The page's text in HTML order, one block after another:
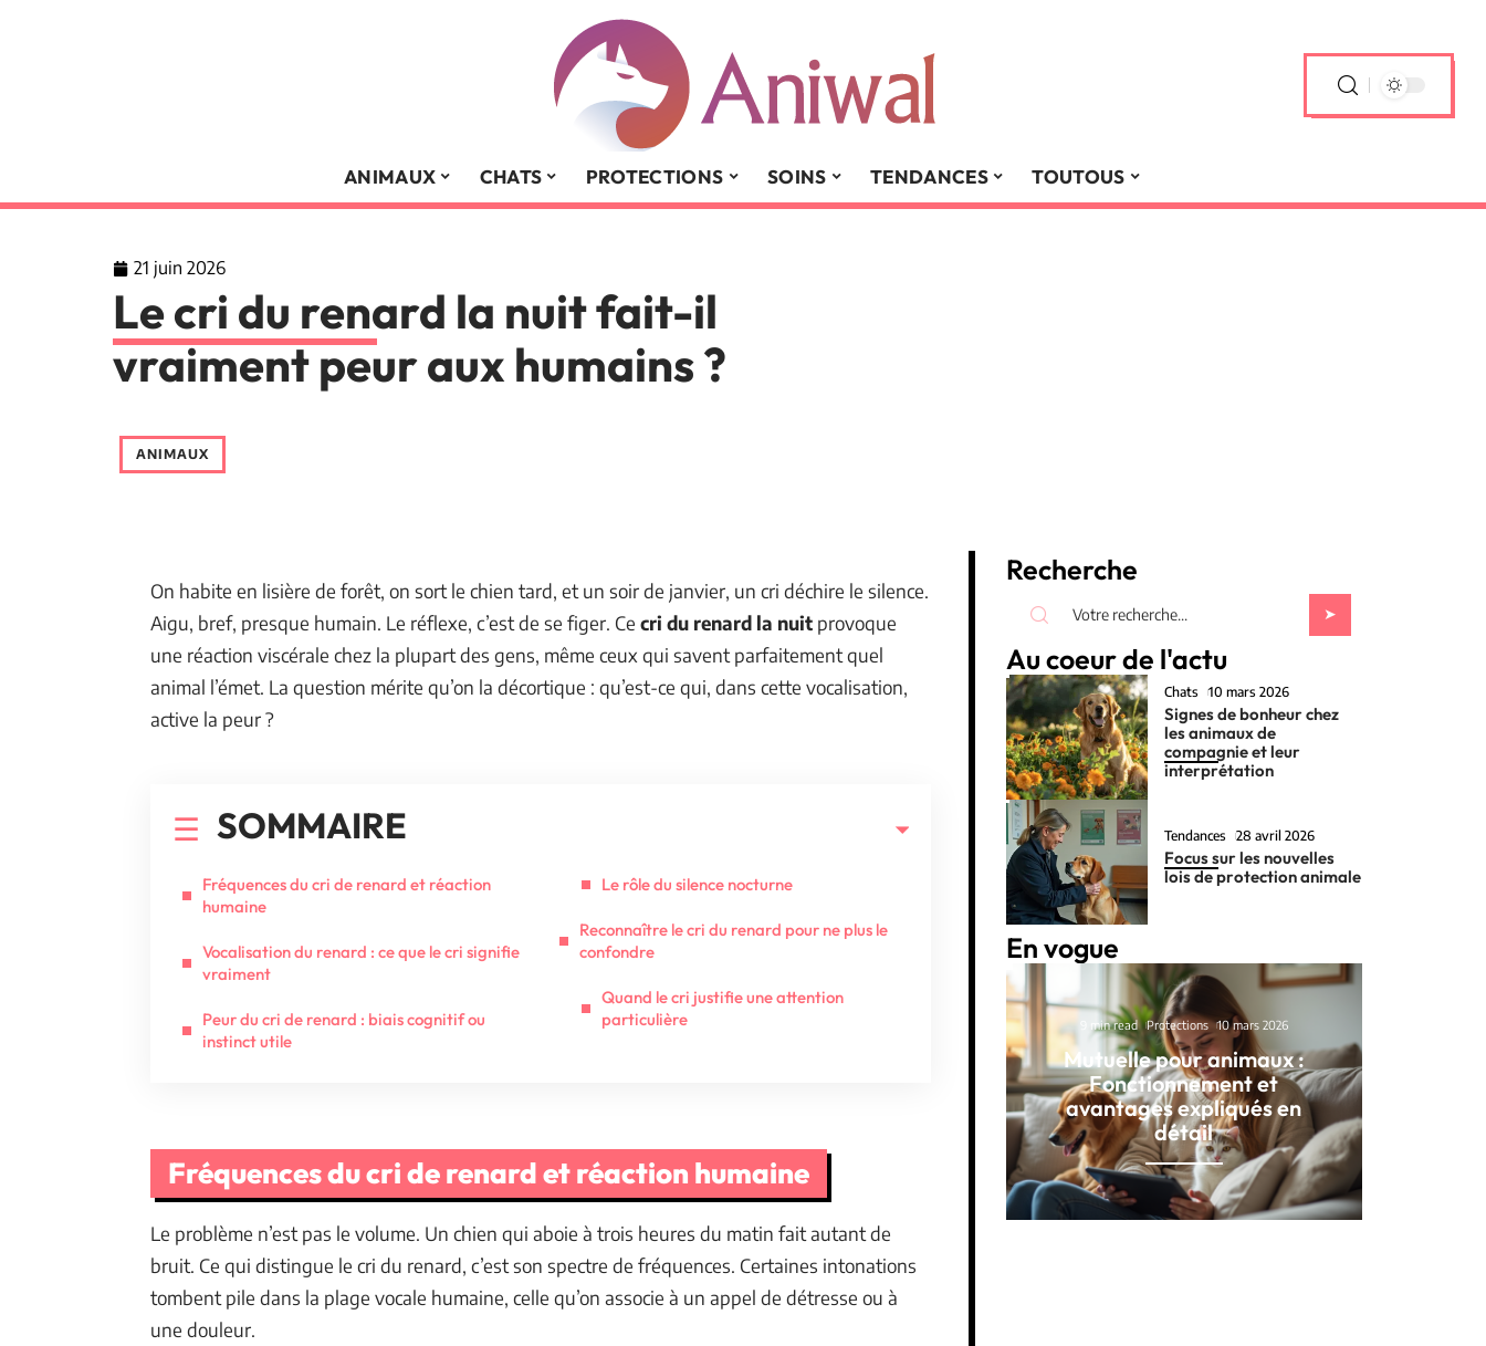
ANIMAUX CHATS PROTECTIONS SOINS TENDANCES TOUTOUS
21 juin 2026
Le cri du renard la nuit fait-il
vraiment peur aux humains ?
ANIMAUX
On habite en lisière de forêt, on sort le chien tard, et un soir de janvier, un cri déchire le silence.
Aigu, bref, presque humain. Le réflexe, c’est de se figer. Ce cri du renard la nuit provoque
une réaction viscérale chez la plupart des gens, même ceux qui savent parfaitement quel
animal l’émet. La question mérite qu’on la décortique : qu’est-ce qui, dans cette vocalisation,
active la peur ?
SOMMAIRE
Fréquences du cri de renard et réaction
humaine
Vocalisation du renard : ce que le cri signifie
vraiment
Peur du cri de renard : biais cognitif ou
instinct utile
Le rôle du silence nocturne
Reconnaître le cri du renard pour ne plus le
confondre
Quand le cri justifie une attention
particulière
Fréquences du cri de renard et réaction humaine
Le problème n’est pas le volume. Un chien qui aboie à trois heures du matin fait autant de
bruit. Ce qui distingue le cri du renard, c’est son spectre de fréquences. Certaines intonations
tombent pile dans la plage vocale humaine, celle qu’on associe à un appel de détresse ou à
une douleur.
Recherche
Au coeur de l'actu
Chats 10 mars 2026
Signes de bonheur chez
les animaux de
compagnie et leur
interprétation
Tendances 28 avril 2026
Focus sur les nouvelles
lois de protection animale
En vogue
9 min read Protections 10 mars 2026
Mutuelle pour animaux :
Fonctionnement et
avantages expliqués en
détail